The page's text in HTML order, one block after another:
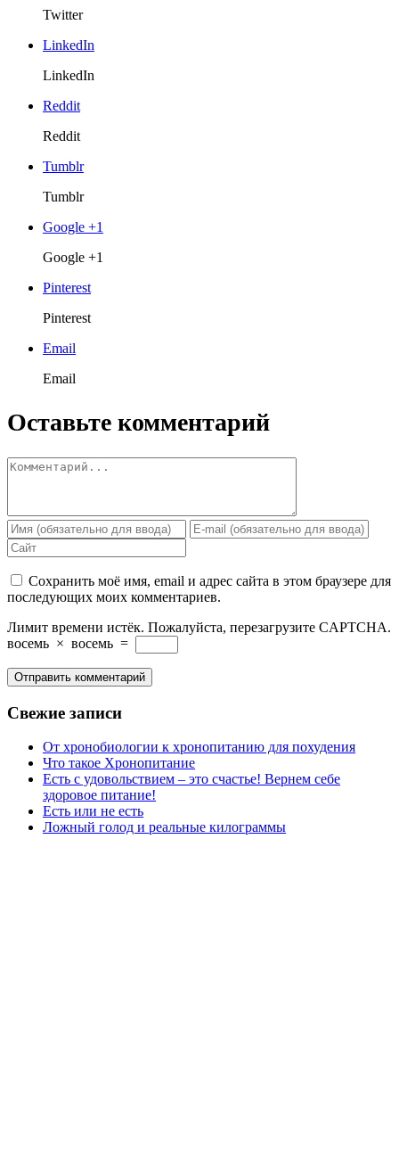
Twitter
LinkedIn
LinkedIn
Reddit
Reddit
Tumblr
Tumblr
Google +1
Google +1
Pinterest
Pinterest
Email
Email
Оставьте комментарий
Сохранить моё имя, email и адрес сайта в этом браузере для
последующих моих комментариев.
Лимит времени истёк. Пожалуйста, перезагрузите CAPTCHA.
восемь × восемь =
Свежие записи
От хронобиологии к хронопитанию для похудения
Что такое Хронопитание
Есть с удовольствием – это счастье! Вернем себе
здоровое питание!
Есть или не есть
Ложный голод и реальные килограммы